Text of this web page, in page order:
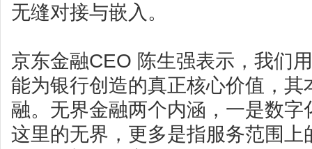
无缝对接与嵌入。
京东金融CEO 陈生强表示，我们
能为银行创造的真正核心价值，其
融。无界金融两个内涵，一是数字
这里的无界，更多是指服务范围上